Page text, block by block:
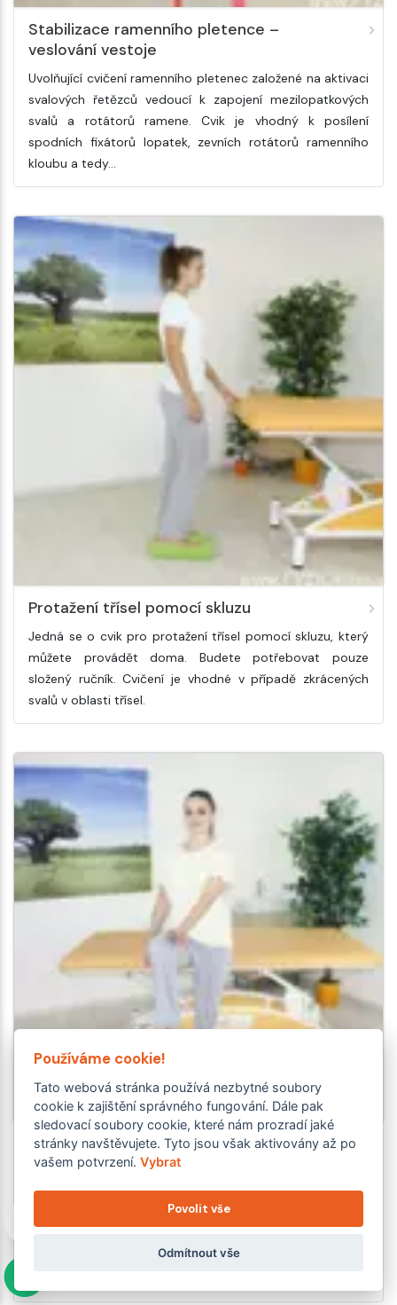
Stabilizace ramenního pletence –
veslování vestoje
Uvolňující cvičení ramenního pletenec založené na aktivaci
svalových řetězců vedoucí k zapojení mezilopatkových
svalů a rotátorů ramene. Cvik je vhodný k posílení
spodních fixátorů lopatek, zevních rotátorů ramenního
kloubu a tedy…
Protažení třísel pomocí skluzu
Jedná se o cvik pro protažení třísel pomocí skluzu, který
můžete provádět doma. Budete potřebovat pouze
složený ručník. Cvičení je vhodné v případě zkrácených
svalů v oblasti třísel.
Cvičení pro posilování stabilizačního
systému ve stoji
Balanční cvičení pro správné držení těla a napřímení
páteře vycházející z fyzioterapeutického konceptu
stabilizačního svalstva břicha, trupu i pánve. Dále získáte
Používáme cookie!
Tato webová stránka používá nezbytné soubory
cookie k zajištění správného fungování. Dále pak
sledovací soubory cookie, které nám prozradí jaké
stránky navštěvujete. Tyto jsou však aktivovány až po
vašem potvrzení.Vybrat
Povolit vše
Odmítnout vše